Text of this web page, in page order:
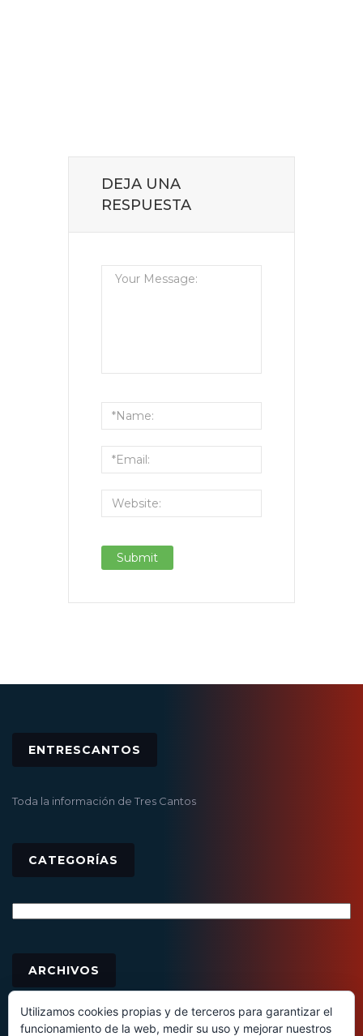
DEJA UNA
RESPUESTA
ENTRESCANTOS
Toda la información de Tres Cantos
CATEGORÍAS
ARCHIVOS
Utilizamos cookies propias y de terceros para garantizar el
funcionamiento de la web, medir su uso y mejorar nuestros